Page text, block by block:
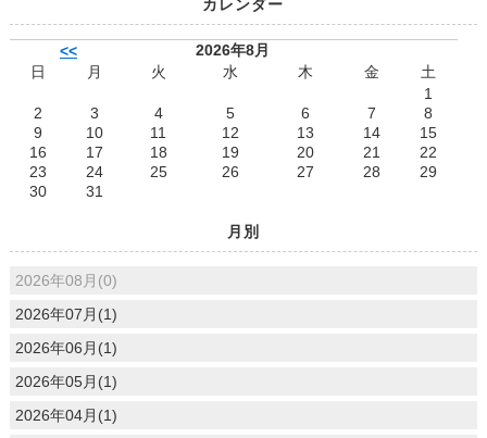
カレンダー
<<
2026年8月
日
月 火 水 木 金
土
1
2
3 4 5 6 7
8
9
10 11 12 13 14
15
16
17 18 19 20 21
22
23
24 25 26 27 28
29
30
31
月別
2026年08月(0)
2026年07月(1)
2026年06月(1)
2026年05月(1)
2026年04月(1)